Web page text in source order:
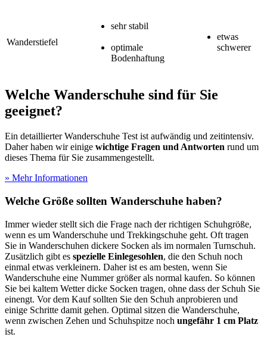
Wanderstiefel
sehr stabil
optimale
Bodenhaftung
etwas
schwerer
Welche Wanderschuhe sind für Sie
geeignet?
Ein detaillierter Wanderschuhe Test ist aufwändig und zeitintensiv.
Daher haben wir einige wichtige Fragen und Antworten rund um
dieses Thema für Sie zusammengestellt.
» Mehr Informationen
Welche Größe sollten Wanderschuhe haben?
Immer wieder stellt sich die Frage nach der richtigen Schuhgröße,
wenn es um Wanderschuhe und Trekkingschuhe geht. Oft tragen
Sie in Wanderschuhen dickere Socken als im normalen Turnschuh.
Zusätzlich gibt es spezielle Einlegesohlen, die den Schuh noch
einmal etwas verkleinern. Daher ist es am besten, wenn Sie
Wanderschuhe eine Nummer größer als normal kaufen. So können
Sie bei kaltem Wetter dicke Socken tragen, ohne dass der Schuh Sie
einengt. Vor dem Kauf sollten Sie den Schuh anprobieren und
einige Schritte damit gehen. Optimal sitzen die Wanderschuhe,
wenn zwischen Zehen und Schuhspitze noch ungefähr 1 cm Platz
ist.